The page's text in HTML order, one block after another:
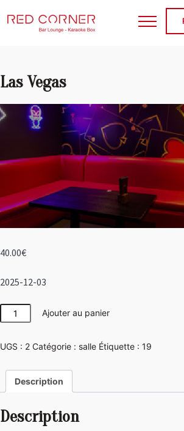
Las Vegas
40.00€
2025-12-03
quantité
de
Vegas
Ajouter au panier
UGS : 2 Catégorie : salle Étiquette : 19
Description
Description